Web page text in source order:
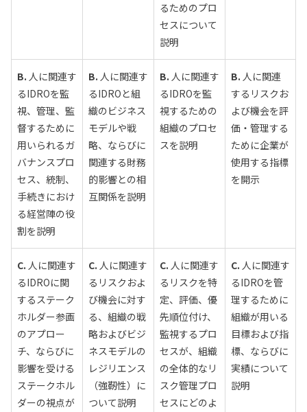
るためのプロ
セスについて
説明
B. 人に関連す
るIDROを監
視、管理、監
督するために
用いられるガ
バナンスプロ
セス、統制、
手続きにおけ
る経営陣の役
割を説明
B. 人に関連す
るIDROと組
織のビジネス
モデルや戦
略、ならびに
関連する財務
的影響との相
互関係を説明
B. 人に関連す
るIDROを監
視するための
組織のプロセ
スを説明
B. 人に関連
するリスクお
よび機会を評
価・管理する
ために企業が
使用する指標
を開示
C. 人に関連す
るIDROに関
するステーク
ホルダー参画
のアプロー
チ、ならびに
影響を受ける
ステークホル
ダーの視点が
C. 人に関連す
るリスクおよ
び機会に対す
る、組織の戦
略およびビジ
ネスモデルの
レジリエンス
（強靭性）に
ついて説明
C. 人に関連す
るリスクを特
定、評価、優
先順位付け、
監視するプロ
セスが、組織
の全体的なリ
スク管理プロ
セスにどのよ
C. 人に関連す
るIDROを管
理するために
組織が用いる
目標および指
標、ならびに
実績について
説明